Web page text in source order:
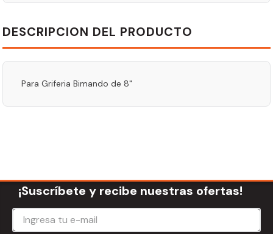
DESCRIPCION DEL PRODUCTO
Para Griferia Bimando de 8"
¡Suscríbete y recibe nuestras ofertas!